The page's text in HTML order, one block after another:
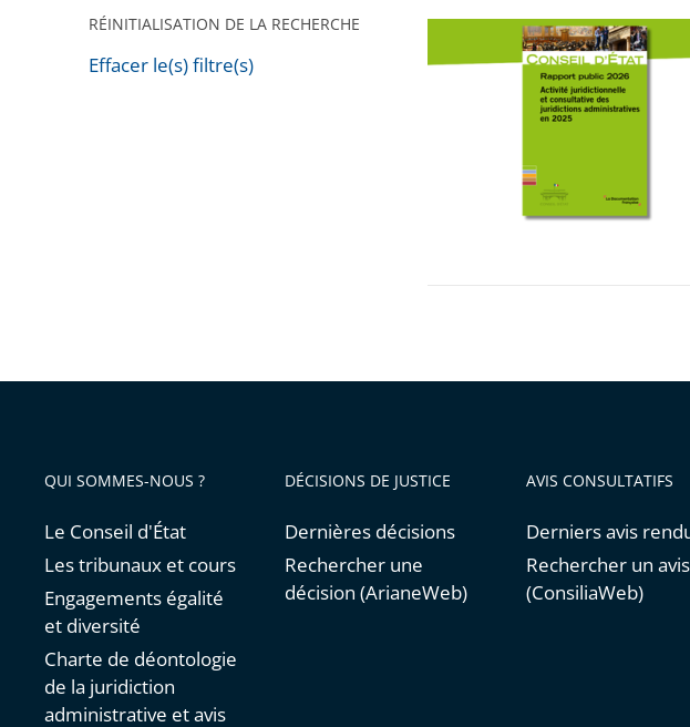
pour
après
RÉINITIALISATION DE LA RECHERCHE
Effacer le(s) filtre(s)
public
administratives
QUI SOMMES-NOUS ?
Le Conseil d'État
Les tribunaux et cours
Engagements égalité
et diversité
Charte de déontologie
de la juridiction
administrative et avis
DÉCISIONS DE JUSTICE
Dernières décisions
Rechercher une
décision (ArianeWeb)
AVIS CONSULTATIFS
Derniers avis
Rechercher un avis
(ConsiliaWeb)